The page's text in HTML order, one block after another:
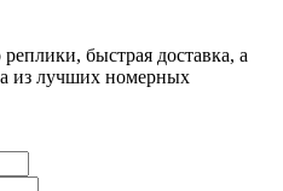
быстрая доставка, а
из лучших номерных